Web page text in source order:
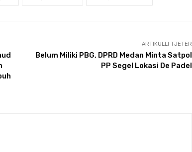
ARTIKULLI TJETËR
Belum Miliki PBG, DPRD Medan Minta Satpol
PP Segel Lokasi De Padel